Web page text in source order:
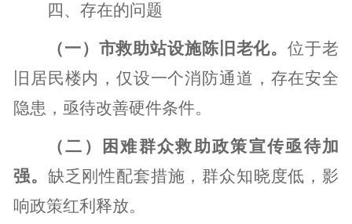
四、存在的问题
（一）市救助站设施陈旧老化。位于老
旧居民楼内，仅设一个消防通道，存在安全
隐患，亟待改善硬件条件。
（二）困难群众救助政策宣传亟待加
强。 缺乏刚性配套措施，群众知晓度低，影
响政策红利释放。